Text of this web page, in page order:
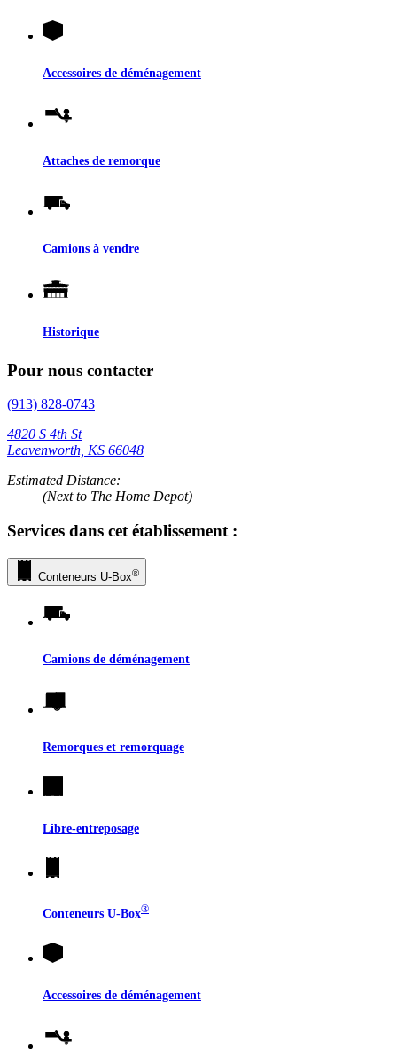
Accessoires de déménagement
Attaches de remorque
Camions à vendre
Historique
Pour nous contacter
(913) 828-0743
4820 S 4th St
Leavenworth, KS 66048
Estimated Distance:
(Next to The Home Depot)
Services dans cet établissement :
Conteneurs U-Box®
Camions de déménagement
Remorques et remorquage
Libre-entreposage
Conteneurs U-Box®
Accessoires de déménagement